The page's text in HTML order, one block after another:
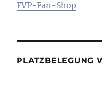
FVP-Fan-Shop
PLATZBELEGUNG